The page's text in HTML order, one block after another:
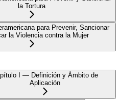
la Tortura
para Prevenir, Sancionar
la Violencia contra la Mujer
I — Definición y Ámbito de
Aplicación